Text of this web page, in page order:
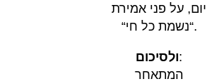
יום, על פני אמירת
“נשמת כל חי“.
ולסיכום:
המתאחר